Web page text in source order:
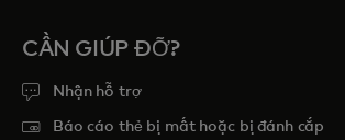
CẦN GIÚP ĐỠ?
Nhận hỗ trợ
Báo cáo thẻ bị mất hoặc bị đánh cắp